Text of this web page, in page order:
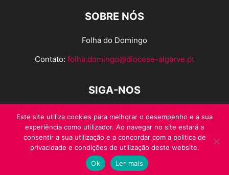
SOBRE NÓS
Folha do Domingo
Contato: folha.domingo@diocese-algarve.pt
SIGA-NOS
© Folha do Domingo 2026, todos os direitos reservados.
Este site utiliza cookies para melhorar o desempenho e a sua
experiência como utilizador. Ao navegar no site estará a
consentir a sua utilização e a concordar com a politica de
privacidade e condições de utilização deste website.
Ok
Ler mais